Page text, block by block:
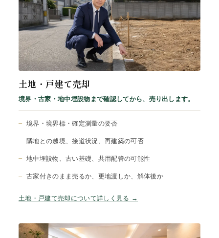
土地・戸建て売却
境界・古家・地中埋設物まで確認してから、売り出します。
境界・境界標・確定測量の要否
隣地との越境、接道状況、再建築の可否
地中埋設物、古い基礎、共用配管の可能性
古家付きのまま売るか、更地渡しか、解体後か
土地・戸建て売却について詳しく見る →